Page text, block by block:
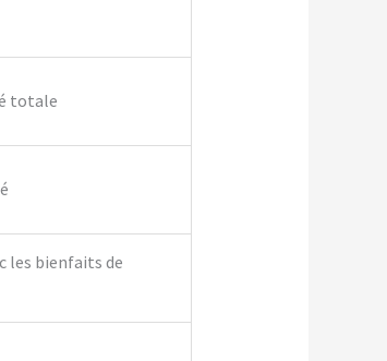
totale
les bienfaits de